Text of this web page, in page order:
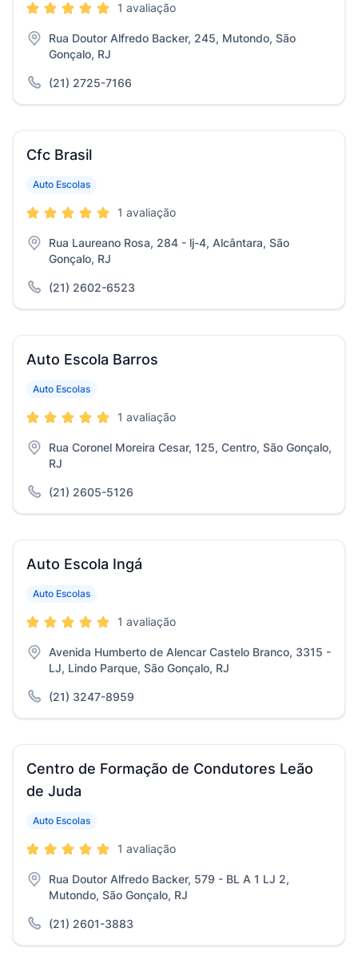
1 avaliação
Rua Doutor Alfredo Backer, 245, Mutondo, São
Gonçalo, RJ
(21) 2725-7166
Cfc Brasil
Auto Escolas
1 avaliação
Rua Laureano Rosa, 284 - lj-4, Alcântara, São
Gonçalo, RJ
(21) 2602-6523
Auto Escola Barros
Auto Escolas
1 avaliação
Rua Coronel Moreira Cesar, 125, Centro, São Gonçalo,
RJ
(21) 2605-5126
Auto Escola Ingá
Auto Escolas
1 avaliação
Avenida Humberto de Alencar Castelo Branco, 3315 -
LJ, Lindo Parque, São Gonçalo, RJ
(21) 3247-8959
Centro de Formação de Condutores Leão
de Juda
Auto Escolas
1 avaliação
Rua Doutor Alfredo Backer, 579 - BL A 1 LJ 2,
Mutondo, São Gonçalo, RJ
(21) 2601-3883